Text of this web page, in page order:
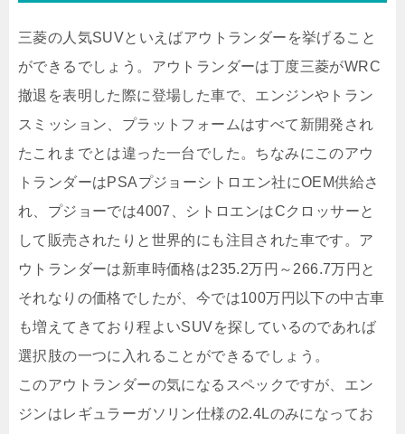
三菱の人気SUVといえばアウトランダーを挙げること
ができるでしょう。アウトランダーは丁度三菱がWRC
撤退を表明した際に登場した車で、エンジンやトラン
スミッション、プラットフォームはすべて新開発され
たこれまでとは違った一台でした。ちなみにこのアウ
トランダーはPSAプジョーシトロエン社にOEM供給さ
れ、プジョーでは4007、シトロエンはCクロッサーと
して販売されたりと世界的にも注目された車です。ア
ウトランダーは新車時価格は235.2万円～266.7万円と
それなりの価格でしたが、今では100万円以下の中古車
も増えてきており程よいSUVを探しているのであれば
選択肢の一つに入れることができるでしょう。
このアウトランダーの気になるスペックですが、エン
ジンはレギュラーガソリン仕様の2.4Lのみになってお